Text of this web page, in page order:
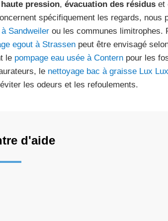
pression, évacuation des résiduset
spécifiquement les regards, nous
Sandweilerou les communes limitrophes.
egout à Strassenpeut être envisagé
le pompage eau usée à Conternpour les
le nettoyage bac à graisse Lux
les odeurs et les refoulements.
d'aide